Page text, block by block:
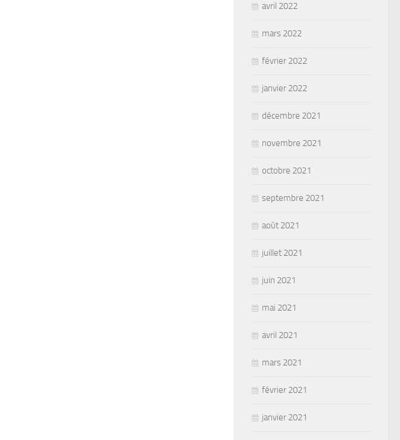
avril 2022
mars 2022
février 2022
janvier 2022
décembre 2021
novembre 2021
octobre 2021
septembre 2021
août 2021
juillet 2021
juin 2021
mai 2021
avril 2021
mars 2021
février 2021
janvier 2021